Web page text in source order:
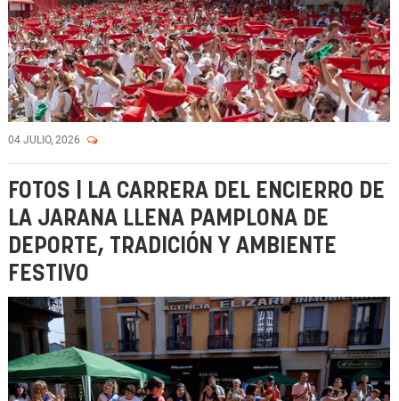
04 JULIO, 2026
FOTOS | LA CARRERA DEL ENCIERRO DE
LA JARANA LLENA PAMPLONA DE
DEPORTE, TRADICIÓN Y AMBIENTE
FESTIVO